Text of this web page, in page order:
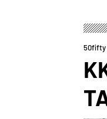
50fifty